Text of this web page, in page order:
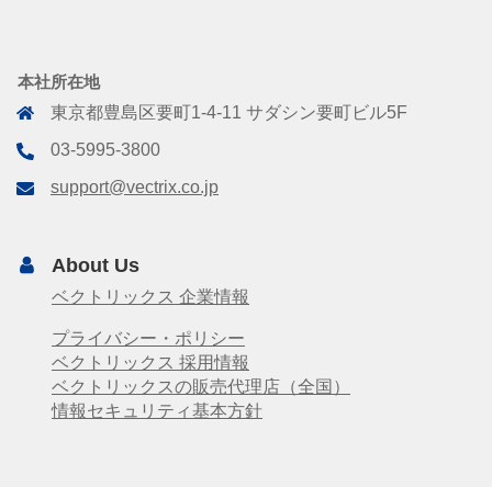
本社所在地
東京都豊島区要町1-4-11 サダシン要町ビル5F
03-5995-3800
support@vectrix.co.jp
About Us
ベクトリックス 企業情報
プライバシー・ポリシー
ベクトリックス 採用情報
ベクトリックスの販売代理店（全国）
情報セキュリティ基本方針